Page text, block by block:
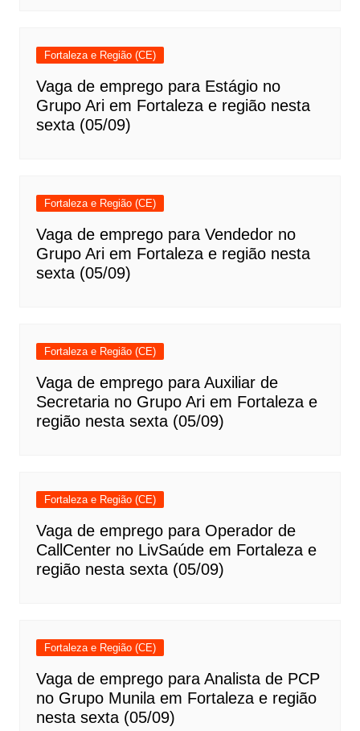
Fortaleza e Região (CE)
Vaga de emprego para Estágio no
Grupo Ari em Fortaleza e região nesta
sexta (05/09)
Fortaleza e Região (CE)
Vaga de emprego para Vendedor no
Grupo Ari em Fortaleza e região nesta
sexta (05/09)
Fortaleza e Região (CE)
Vaga de emprego para Auxiliar de
Secretaria no Grupo Ari em Fortaleza e
região nesta sexta (05/09)
Fortaleza e Região (CE)
Vaga de emprego para Operador de
CallCenter no LivSaúde em Fortaleza e
região nesta sexta (05/09)
Fortaleza e Região (CE)
Vaga de emprego para Analista de PCP
no Grupo Munila em Fortaleza e região
nesta sexta (05/09)